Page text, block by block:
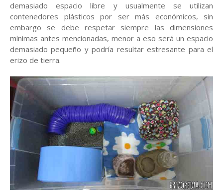
demasiado espacio libre y usualmente se utilizan
contenedores plásticos por ser más económicos, sin
embargo se debe respetar siempre las dimensiones
mínimas antes mencionadas, menor a eso será un espacio
demasiado pequeño y podría resultar estresante para el
erizo de tierra.